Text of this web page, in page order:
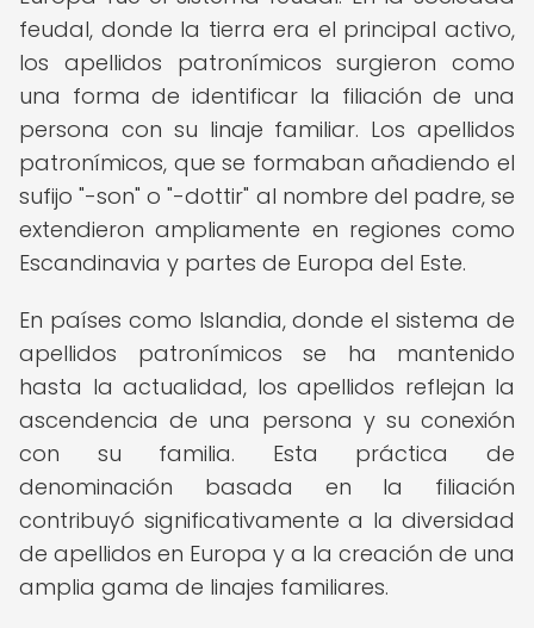
feudal, donde la tierra era el principal activo,
los apellidos patronímicos surgieron como
una forma de identificar la filiación de una
persona con su linaje familiar. Los apellidos
patronímicos, que se formaban añadiendo el
sufijo "-son" o "-dottir" al nombre del padre, se
extendieron ampliamente en regiones como
Escandinavia y partes de Europa del Este.
En países como Islandia, donde el sistema de
apellidos patronímicos se ha mantenido
hasta la actualidad, los apellidos reflejan la
ascendencia de una persona y su conexión
con su familia. Esta práctica de
denominación basada en la filiación
contribuyó significativamente a la diversidad
de apellidos en Europa y a la creación de una
amplia gama de linajes familiares.